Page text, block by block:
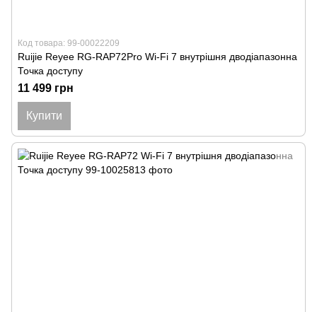
Код товара: 99-00022209
Ruijie Reyee RG-RAP72Pro Wi-Fi 7 внутрішня дводіапазонна
Точка доступу
11 499 грн
Купити